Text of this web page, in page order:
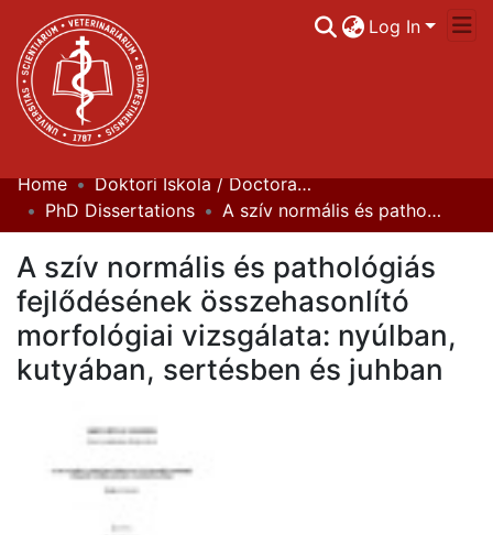
Log In
Communities & Collections
Statistics
Home
Doktori Iskola / Doctoral (Phd) School
PhD Dissertations
A szív normális és pathológiás fejlődésének összehasonlító morfológiai vizsgálata: nyúlban, kutyában, sertésben és juhban
A szív normális és pathológiás
fejlődésének összehasonlító
morfológiai vizsgálata: nyúlban,
kutyában, sertésben és juhban